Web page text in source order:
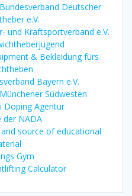
Deutscher
e.V.
und Kraftsportverband e.V.
& Bekleidung fürs
Bayern e.V.
Südwesten
Doping Agentur
der NADA
source of educational
Gym
Calculator